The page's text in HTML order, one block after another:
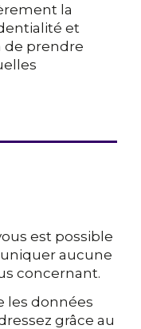
la
et
de prendre
est possible
aucune
concernant.
les données
grâce au